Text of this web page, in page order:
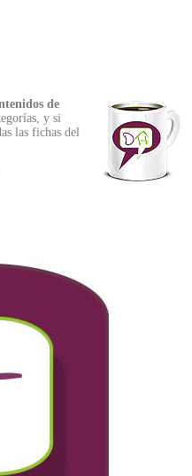
de
y si
las fichas del